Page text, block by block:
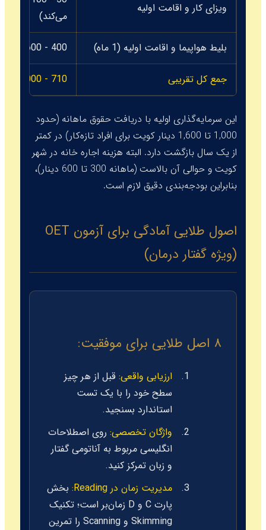
ویزای کار و اقامت اولیه
می‌کند)
بلیط هواپیما و اقامت اولیه (1 ماه) 400 - 600 KWD
جمع کل تقریبی 710 - 1000 KWD
این سرمایه‌گذاری اولیه با دریافت حقوق ماهانه (حدود
1,000 تا 1,600 دینار کویت برای افراد تازه‌کار) در کمتر
از یک سال بازگشت دارد. البته هزینه اجاره خانه در شهر
کویت و حوالی آن بالاست (ماهانه 300 تا 600 دینار)،
بنابراین بودجه‌بندی دقیق لازم است.
اصول طلایی آمادگی برای آزمون OET
(ویژه گفتار درمان)
۸ اصل طلایی برای موفقیت:
ارزیابی واقعی:قبل از هر چیز
سطح خود را با یک تست
استاندارد بسنجید.
واژگان تخصصی:روی اصطلاحات
انگلیسی مربوط به آناتومی گفتار
و زبان تمرکز کنید.
مدیریت زمان در Reading:
بخش
پارت C و D زمان‌بر است؛ تکنیک
Skimming و Scanning را تمرین